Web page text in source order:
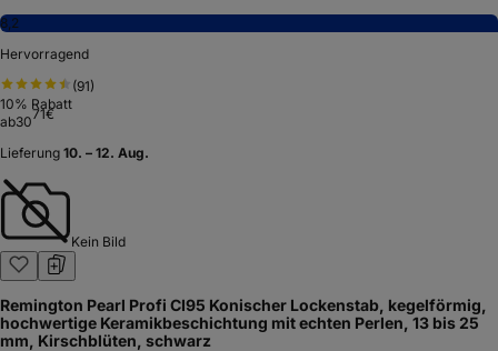
8,2
Hervorragend
(91)
10% Rabatt
ab3071€
Lieferung 10. – 12. Aug.
Kein Bild
Remington Pearl Profi CI95 Konischer Lockenstab, kegelförmig,
hochwertige Keramikbeschichtung mit echten Perlen, 13 bis 25
mm, Kirschblüten, schwarz